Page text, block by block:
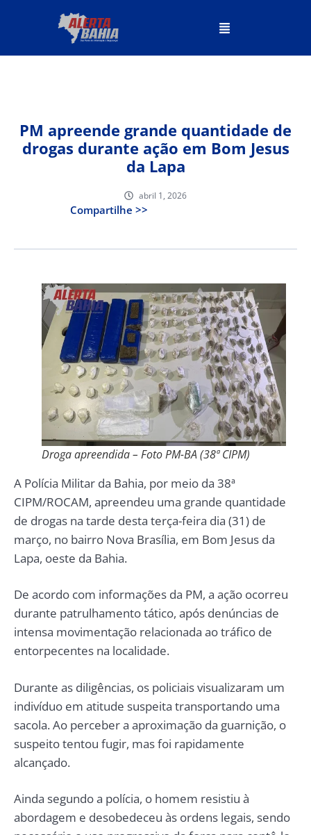
PM apreende grande quantidade de
drogas durante ação em Bom Jesus
da Lapa
abril 1, 2026
Compartilhe >>
Droga apreendida – Foto PM-BA (38ª CIPM)
A Polícia Militar da Bahia, por meio da 38ª
CIPM/ROCAM, apreendeu uma grande quantidade
de drogas na tarde desta terça-feira dia (31) de
março, no bairro Nova Brasília, em Bom Jesus da
Lapa, oeste da Bahia.
De acordo com informações da PM, a ação ocorreu
durante patrulhamento tático, após denúncias de
intensa movimentação relacionada ao tráfico de
entorpecentes na localidade.
Durante as diligências, os policiais visualizaram um
indivíduo em atitude suspeita transportando uma
sacola. Ao perceber a aproximação da guarnição, o
suspeito tentou fugir, mas foi rapidamente
alcançado.
Ainda segundo a polícia, o homem resistiu à
abordagem e desobedeceu às ordens legais, sendo